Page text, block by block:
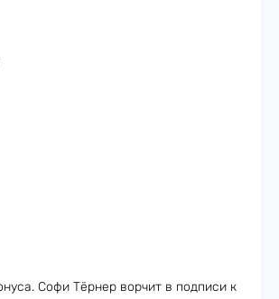
Софи Тёрнер ворчит в подписи к